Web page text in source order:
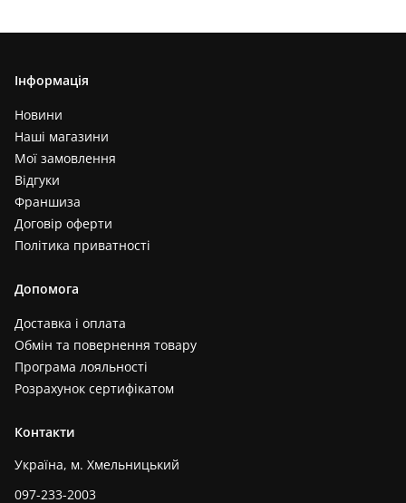
Інформація
Новини
Наші магазини
Мої замовлення
Відгуки
Франшиза
Договір оферти
Політика приватності
Допомога
Доставка і оплата
Обмін та повернення товару
Програма лояльності
Розрахунок сертифікатом
Контакти
Україна, м. Хмельницький
097-233-2003